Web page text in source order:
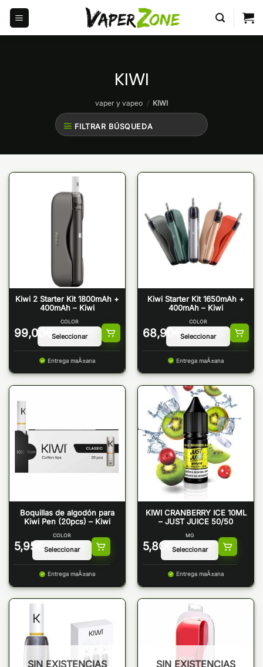
Saltar
contenido
KIWI
vaper y vapeo / KIWI
FILTRAR BÚSQUEDA
Kiwi 2 Starter Kit 1800mAh +
400mAh – Kiwi
99,00 €
COLOR
Entrega maÃ±ana
Kiwi Starter Kit 1650mAh +
400mAh – Kiwi
68,90 €
COLOR
Entrega maÃ±ana
Boquillas de algodón para
Kiwi Pen (20pcs) – Kiwi
5,95
COLOR
Entrega maÃ±ana
KIWI CRANBERRY ICE 10ML
– JUST JUICE 50/50
5,80 €
MG
Entrega maÃ±ana
SIN EXISTENCIAS SIN EXISTENCIAS